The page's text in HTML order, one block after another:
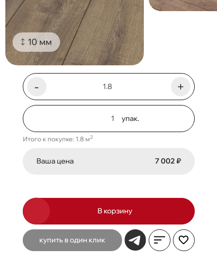
- +
упак.
Итого к покупке: 1.8 м2
Ваша цена 7 002 ₽
В корзину
купить в один клик
10 мм